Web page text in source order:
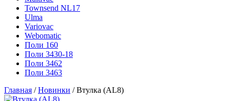
Townsend NL17
Ulma
Variovac
Webomatic
Поли 160
Поли 3430-18
Поли 3462
Поли 3463
Главная /Новинки / Втулка (AL8)